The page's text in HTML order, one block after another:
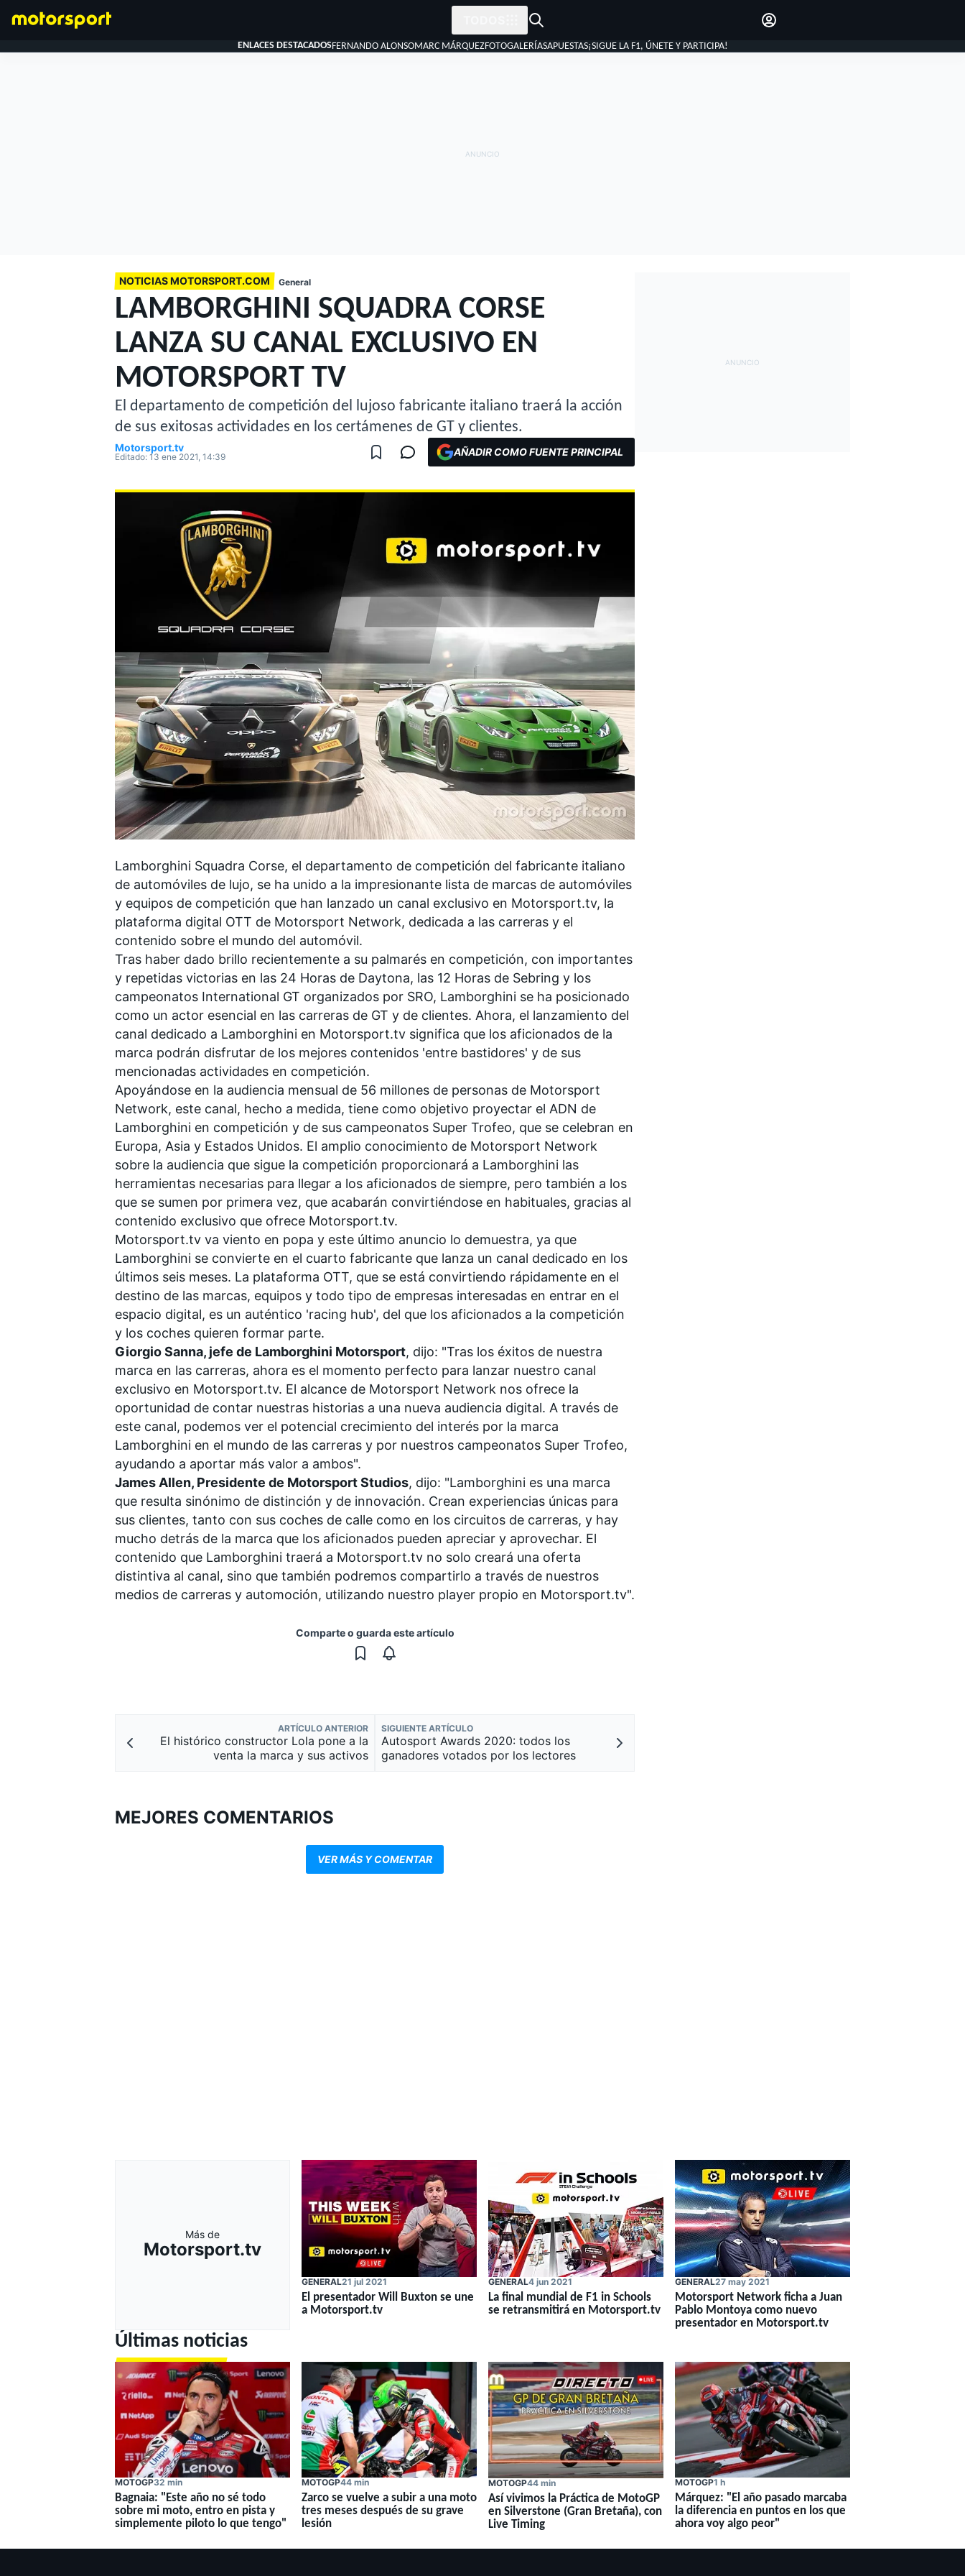
FÓRMULA E
ENLACES DESTACADOSFERNANDO ALONSOMARC MÁRQUEZFOTOGALERÍASAPUESTAS¡SIGUE LA F1, ÚNETE Y PARTICIPA!
NOTICIAS MOTORSPORT.COM General
LAMBORGHINI SQUADRA CORSE
LANZA SU CANAL EXCLUSIVO EN
MOTORSPORT TV
El departamento de competición del lujoso fabricante italiano traerá la acción
de sus exitosas actividades en los certámenes de GT y clientes.
Motorsport.tv
Editado: 13 ene 2021, 14:39 AÑADIR COMO FUENTE PRINCIPAL
Lamborghini Squadra Corse, el departamento de competición del fabricante italiano
de automóviles de lujo, se ha unido a la impresionante lista de marcas de automóviles
y equipos de competición que han lanzado un canal exclusivo en Motorsport.tv, la
plataforma digital OTT de Motorsport Network, dedicada a las carreras y el
contenido sobre el mundo del automóvil.
Tras haber dado brillo recientemente a su palmarés en competición, con importantes
y repetidas victorias en las 24 Horas de Daytona, las 12 Horas de Sebring y los
campeonatos International GT organizados por SRO, Lamborghini se ha posicionado
como un actor esencial en las carreras de GT y de clientes. Ahora, el lanzamiento del
canal dedicado a Lamborghini en Motorsport.tv significa que los aficionados de la
marca podrán disfrutar de los mejores contenidos 'entre bastidores' y de sus
mencionadas actividades en competición.
Apoyándose en la audiencia mensual de 56 millones de personas de Motorsport
Network, este canal, hecho a medida, tiene como objetivo proyectar el ADN de
Lamborghini en competición y de sus campeonatos Super Trofeo, que se celebran en
Europa, Asia y Estados Unidos. El amplio conocimiento de Motorsport Network
sobre la audiencia que sigue la competición proporcionará a Lamborghini las
herramientas necesarias para llegar a los aficionados de siempre, pero también a los
que se sumen por primera vez, que acabarán convirtiéndose en habituales, gracias al
contenido exclusivo que ofrece Motorsport.tv.
Motorsport.tv va viento en popa y este último anuncio lo demuestra, ya que
Lamborghini se convierte en el cuarto fabricante que lanza un canal dedicado en los
últimos seis meses. La plataforma OTT, que se está convirtiendo rápidamente en el
destino de las marcas, equipos y todo tipo de empresas interesadas en entrar en el
espacio digital, es un auténtico 'racing hub', del que los aficionados a la competición
y los coches quieren formar parte.
Giorgio Sanna, jefe de Lamborghini Motorsport, dijo: "Tras los éxitos de nuestra
marca en las carreras, ahora es el momento perfecto para lanzar nuestro canal
exclusivo en Motorsport.tv. El alcance de Motorsport Network nos ofrece la
oportunidad de contar nuestras historias a una nueva audiencia digital. A través de
este canal, podemos ver el potencial crecimiento del interés por la marca
Lamborghini en el mundo de las carreras y por nuestros campeonatos Super Trofeo,
ayudando a aportar más valor a ambos".
James Allen, Presidente de Motorsport Studios, dijo: "Lamborghini es una marca
que resulta sinónimo de distinción y de innovación. Crean experiencias únicas para
sus clientes, tanto con sus coches de calle como en los circuitos de carreras, y hay
mucho detrás de la marca que los aficionados pueden apreciar y aprovechar. El
contenido que Lamborghini traerá a Motorsport.tv no solo creará una oferta
distintiva al canal, sino que también podremos compartirlo a través de nuestros
medios de carreras y automoción, utilizando nuestro player propio en Motorsport.tv".
Comparte o guarda este artículo
ARTÍCULO ANTERIOR
El histórico constructor Lola pone a la
venta la marca y sus activos
SIGUIENTE ARTÍCULO
Autosport Awards 2020: todos los
ganadores votados por los lectores
MEJORES COMENTARIOS
VER MÁS Y COMENTAR
Más de
Motorsport.tv
GENERAL21 jul 2021
El presentador Will Buxton se une
a Motorsport.tv
GENERAL4 jun 2021
La final mundial de F1 in Schools
se retransmitirá en Motorsport.tv
GENERAL27 may 2021
Motorsport Network ficha a Juan
Pablo Montoya como nuevo
presentador en Motorsport.tv
Últimas noticias
MOTOGP32 min
Bagnaia: "Este año no sé todo
sobre mi moto, entro en pista y
simplemente piloto lo que tengo"
MOTOGP44 min
Zarco se vuelve a subir a una moto
tres meses después de su grave
lesión
MOTOGP44 min
Así vivimos la Práctica de MotoGP
en Silverstone (Gran Bretaña), con
Live Timing
MOTOGP1 h
Márquez: "El año pasado marcaba
la diferencia en puntos en los que
ahora voy algo peor"